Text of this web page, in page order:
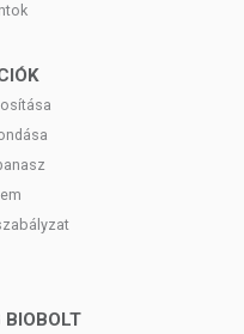
BIOBOLT